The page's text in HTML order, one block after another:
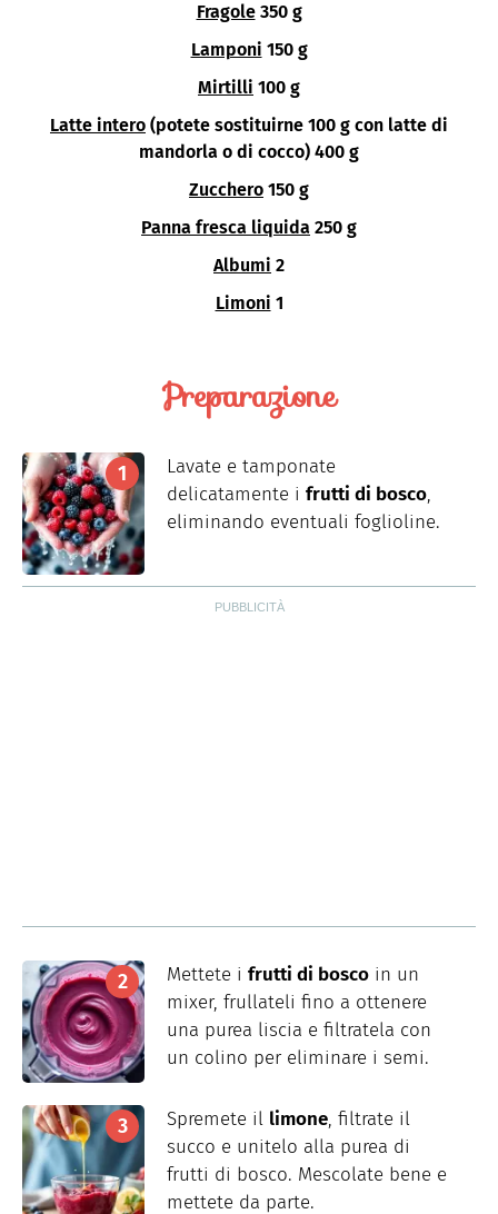
Fragole 350 g
Lamponi 150 g
Mirtilli 100 g
Latte intero (potete sostituirne 100 g con latte di
mandorla o di cocco) 400 g
Zucchero 150 g
Panna fresca liquida 250 g
Albumi 2
Limoni 1
Preparazione
Lavate e tamponate
delicatamente i frutti di bosco,
eliminando eventuali foglioline.
Mettete i frutti di bosco in un
mixer, frullateli fino a ottenere
una purea liscia e filtratela con
un colino per eliminare i semi.
Spremete il limone, filtrate il
succo e unitelo alla purea di
frutti di bosco. Mescolate bene e
mettete da parte.